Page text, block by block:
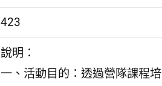
423
說明：
一、活動目的：透過營隊課程